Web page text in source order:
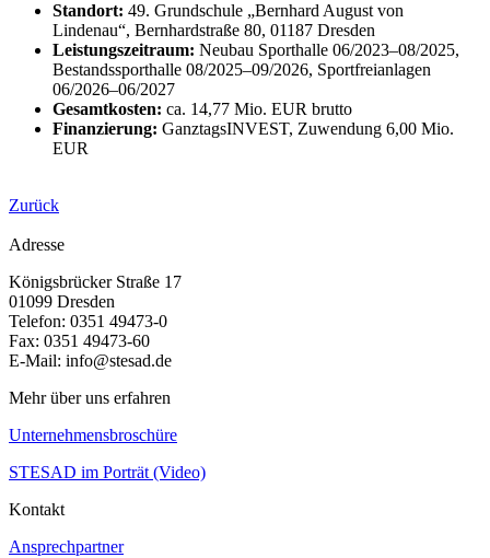
Standort: 49. Grundschule „Bernhard August von
Lindenau“, Bernhardstraße 80, 01187 Dresden
Leistungszeitraum: Neubau Sporthalle 06/2023–08/2025,
Bestandssporthalle 08/2025–09/2026, Sportfreianlagen
06/2026–06/2027
Gesamtkosten: ca. 14,77 Mio. EUR brutto
Finanzierung: GanztagsINVEST, Zuwendung 6,00 Mio.
EUR
Zurück
Adresse
Königsbrücker Straße 17
01099 Dresden
Telefon: 0351 49473-0
Fax: 0351 49473-60
E-Mail: info@stesad.de
Mehr über uns erfahren
Unternehmensbroschüre
STESAD im Porträt (Video)
Kontakt
Ansprechpartner